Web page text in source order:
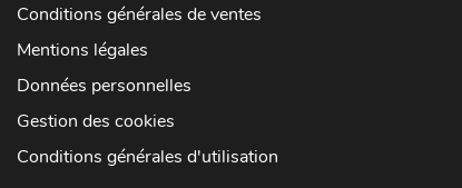
Conditions générales de ventes
Mentions légales
Données personnelles
Gestion des cookies
Conditions générales d'utilisation